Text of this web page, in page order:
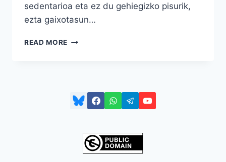
sedentarioa eta ez du gehiegizko pisurik,
ezta gaixotasun…
READ MORE ANGEL
BAI